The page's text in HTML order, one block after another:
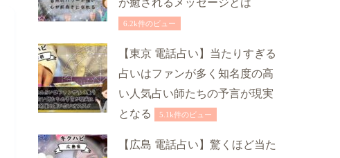
が癒されるメッセージとは
6.2k件のビュー
【東京 電話占い】当たりすぎる
占いはファンが多く知名度の高
い人気占い師たちの予言が現実
となる
5.1k件のビュー
【広島 電話占い】驚くほど当た